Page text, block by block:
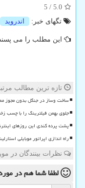
5.0
/
5
تگهای خبر:
اندروید
این مطلب را می
تازه ترین مطالب
ساخت وساز در جنگل بدون مجوز
جلوی بهمن فیلترینگ را با چسب
پشت پرده کندی این روزهای
راه اندازی اپراتور موبایلی
نظرات بینندگان در
لطفا شما همدر